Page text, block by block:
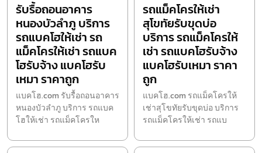
รับรื้อถอนอาคาร
หนองบัวลำภู บริการ
รถแบคโฮให้เช่า รถ
แม็คโครให้เช่า รถแบค
โฮรับจ้าง แบคโฮรับ
เหมา ราคาถูก
แบคโฮ.com รับรื้อถอนอาคาร
หนองบัวลำภู บริการ รถแบค
โฮให้เช่า รถแม็คโครให
รถแม็คโครให้เช่า
สุโขทัยรับขุดบ่อ
บริการ รถแม็คโครให้
เช่า รถแบคโฮรับจ้าง
แบคโฮรับเหมา ราคา
ถูก
แบคโฮ.com รถแม็คโครให้
เช่าสุโขทัยรับขุดบ่อ บริการ
รถแม็คโครให้เช่า รถแบ